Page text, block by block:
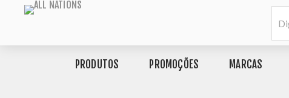
PRODUTOS PROMOÇÕES MARCAS